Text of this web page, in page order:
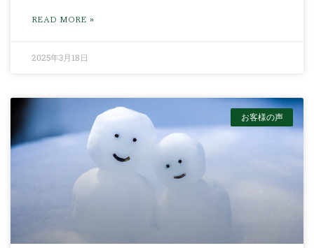
READ MORE »
2025年3月18日
お客様の声